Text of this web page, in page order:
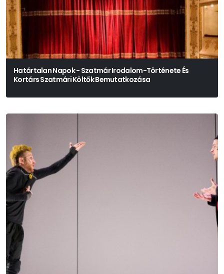
Határtalan Napok - Szatmár Irodalom-Története És
Kortárs Szatmári Költők Bemutatkozása